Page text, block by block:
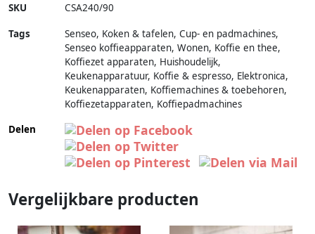
SKU CSA240/90
Tags
Senseo, Koken & tafelen, Cup- en padmachines,
Senseo koffieapparaten, Wonen, Koffie en thee,
Koffiezet apparaten, Huishoudelijk,
Keukenapparatuur, Koffie & espresso, Elektronica,
Keukenapparaten, Koffiemachines & toebehoren,
Koffiezetapparaten, Koffiepadmachines
Delen
Vergelijkbare producten